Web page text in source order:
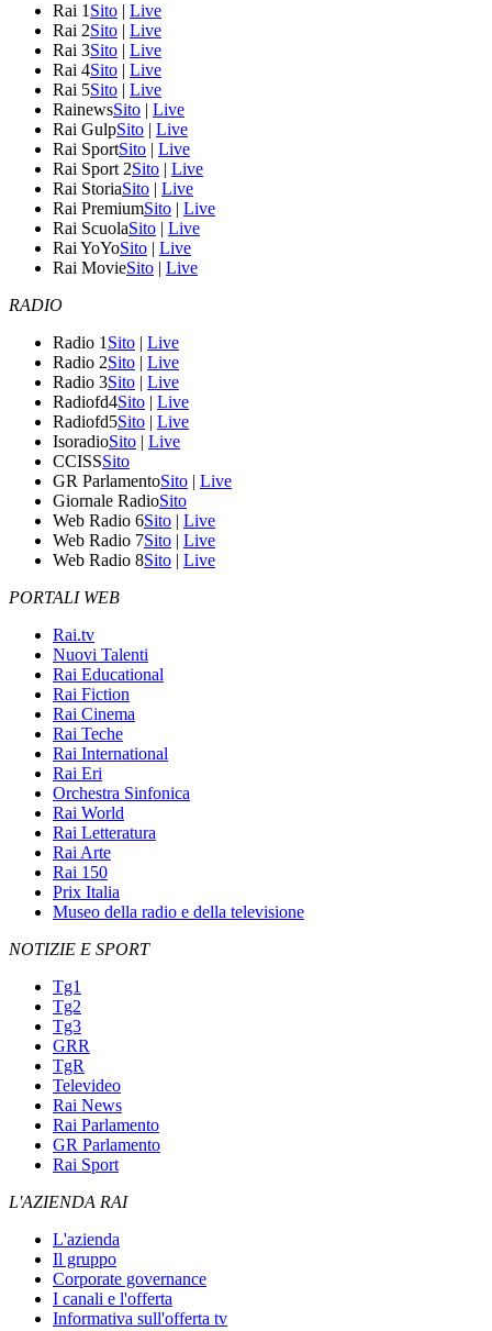
Rai 1 Sito | Live
Rai 2Sito | Live
Rai 3Sito | Live
Rai 4Sito | Live
Rai 5Sito | Live
RainewsSito | Live
Rai GulpSito | Live
Rai SportSito | Live
Rai Sport 2Sito | Live
Rai StoriaSito | Live
Rai PremiumSito | Live
Rai ScuolaSito | Live
Rai YoYoSito | Live
Rai MovieSito | Live
RADIO
Radio 1 Sito | Live
Radio 2Sito | Live
Radio 3Sito | Live
Radiofd4Sito | Live
Radiofd5Sito | Live
IsoradioSito | Live
CCISSSito
GR ParlamentoSito | Live
Giornale RadioSito
Web Radio 6Sito | Live
Web Radio 7Sito | Live
Web Radio 8Sito | Live
PORTALI WEB
Rai.tv
Nuovi Talenti
Rai Educational
Rai Fiction
Rai Cinema
Rai Teche
Rai International
Rai Eri
Orchestra Sinfonica
Rai World
Rai Letteratura
Rai Arte
Rai 150
Prix Italia
Museo della radio e della televisione
NOTIZIE E SPORT
Tg1
Tg2
Tg3
GRR
TgR
Televideo
Rai News
Rai Parlamento
GR Parlamento
Rai Sport
L'AZIENDA RAI
L'azienda
Il gruppo
Corporate governance
I canali e l'offerta
Informativa sull'offerta tv